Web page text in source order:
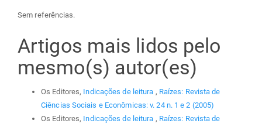
Sem referências.
Artigos mais lidos pelo
mesmo(s) autor(es)
Os Editores, Indicações de leitura , Raízes: Revista de
Ciências Sociais e Econômicas: v. 24 n. 1 e 2 (2005)
Os Editores, Indicações de leitura , Raízes: Revista de